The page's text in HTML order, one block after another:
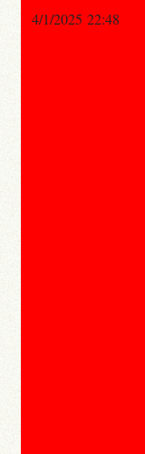
4/1/2025 22:48